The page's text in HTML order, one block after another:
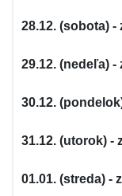
28.12. (sobota) -
29.12. (nedeľa) -
30.12.
31.12. (utorok) -
01.01. (streda) -